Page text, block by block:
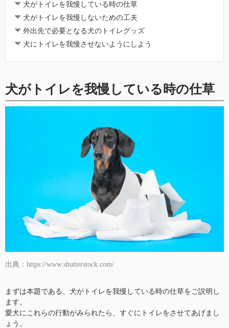
犬がトイレを我慢している時の仕草
犬がトイレを我慢しないための工夫
外出先で必要となる犬のトイレグッズ
犬にトイレを我慢させないようにしよう
犬がトイレを我慢している時の仕草
出典：https://www.shutterstock.com/
まずは本題である、犬がトイレを我慢している時の仕草をご説明し
ます。
愛犬にこれらの行動がみられたら、すぐにトイレをさせてあげまし
ょう。